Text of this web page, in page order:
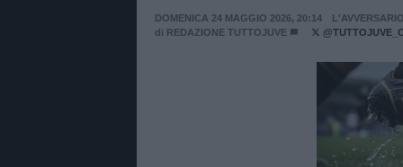
DOMENICA 24 MAGGIO 2026, 20:14
L'AVVERSARIO
di REDAZIONE TUTTOJUVE